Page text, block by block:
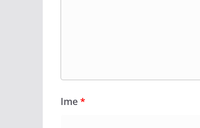
Ime*